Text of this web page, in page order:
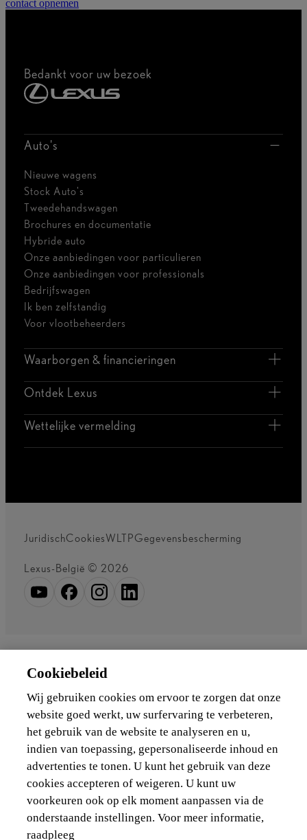
contact opnemen
Bedankt voor uw bezoek
Auto's
Nieuwe wagens
Stock Auto's
Tweedehandswagen
Brochures en documentatie
Hybride auto
Onze aanbiedingen voor particulieren
Onze aanbiedingen voor professionals
Bedrijfswagen
Ik ben zelfstandig
Voor vlootbeheerders
Waarborgen & financieringen
Ontdek Lexus
Wettelijke vermelding
JuridischCookiesWLTPGegevensbescherming
Lexus-België © 2026
Cookiebeleid
Wij gebruiken cookies om ervoor te zorgen dat onze
website goed werkt, uw surfervaring te verbeteren,
het gebruik van de website te analyseren en u,
indien van toepassing, gepersonaliseerde inhoud en
advertenties te tonen. U kunt het gebruik van deze
cookies accepteren of weigeren. U kunt uw
voorkeuren ook op elk moment aanpassen via de
onderstaande instellingen. Voor meer informatie,
raadpleeg